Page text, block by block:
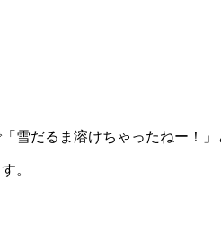
雪だるま溶けちゃったねー！
。